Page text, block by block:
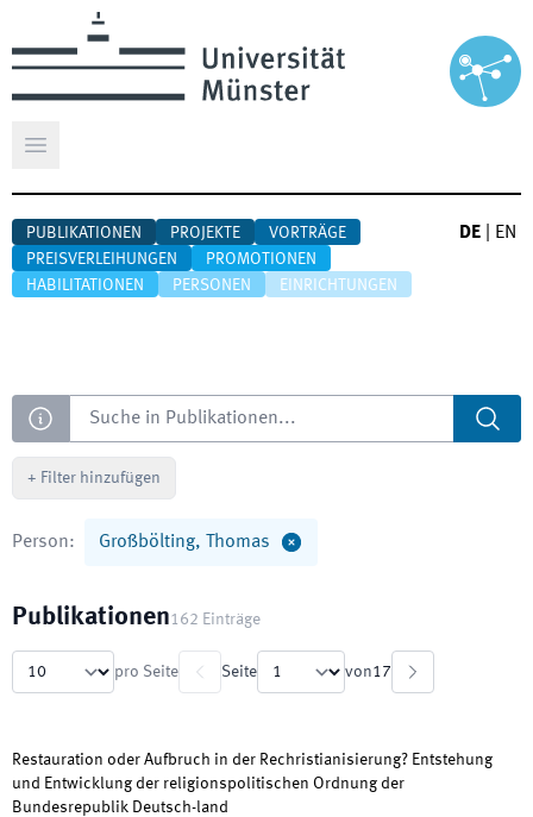
Hauptmenü öffnen
PUBLIKATIONEN PROJEKTE
VORTRÄGE
PREISVERLEIHUNGEN
PROMOTIONEN
HABILITATIONEN
PERSONEN EINRICHTUNGEN
DE EN
Suche
+ Filter hinzufügen
Person: Großbölting, Thomas
Publikationen162 Einträge
pro Seite Seite von17
Restauration oder Aufbruch in der Rechristianisierung? Entstehung
und Entwicklung der religionspolitischen Ordnung der
Bundesrepublik Deutsch-land